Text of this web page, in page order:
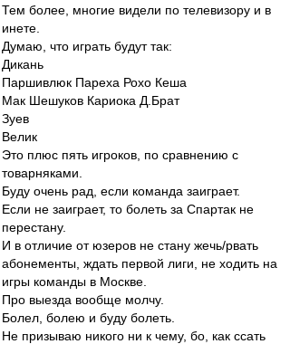
Тем более, многие видели по телевизору и в
инете.
Думаю, что играть будут так:
Дикань
Паршивлюк Пареха Рохо Кеша
Мак Шешуков Кариока Д.Брат
Зуев
Велик
Это плюс пять игроков, по сравнению с
товарняками.
Буду очень рад, если команда заиграет.
Если не заиграет, то болеть за Спартак не
перестану.
И в отличие от юзеров не стану жечь/рвать
абонементы, ждать первой лиги, не ходить на
игры команды в Москве.
Про выезда вообще молчу.
Болел, болею и буду болеть.
Не призываю никого ни к чему, бо, как ссать